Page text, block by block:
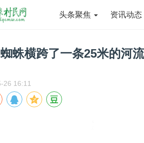
头条聚焦 资讯动态
蛛横跨了一条25米的河
26 16:11